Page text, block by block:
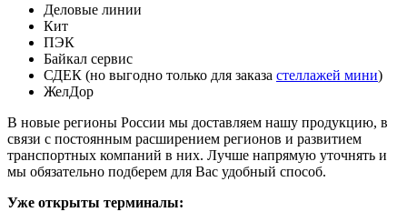
Деловые линии
Кит
ПЭК
Байкал сервис
СДЕК (но выгодно только для заказа стеллажей мини)
ЖелДор
В новые регионы России мы доставляем нашу продукцию, в
связи с постоянным расширением регионов и развитием
транспортных компаний в них. Лучше напрямую уточнять и
мы обязательно подберем для Вас удобный способ.
Уже открыты терминалы: